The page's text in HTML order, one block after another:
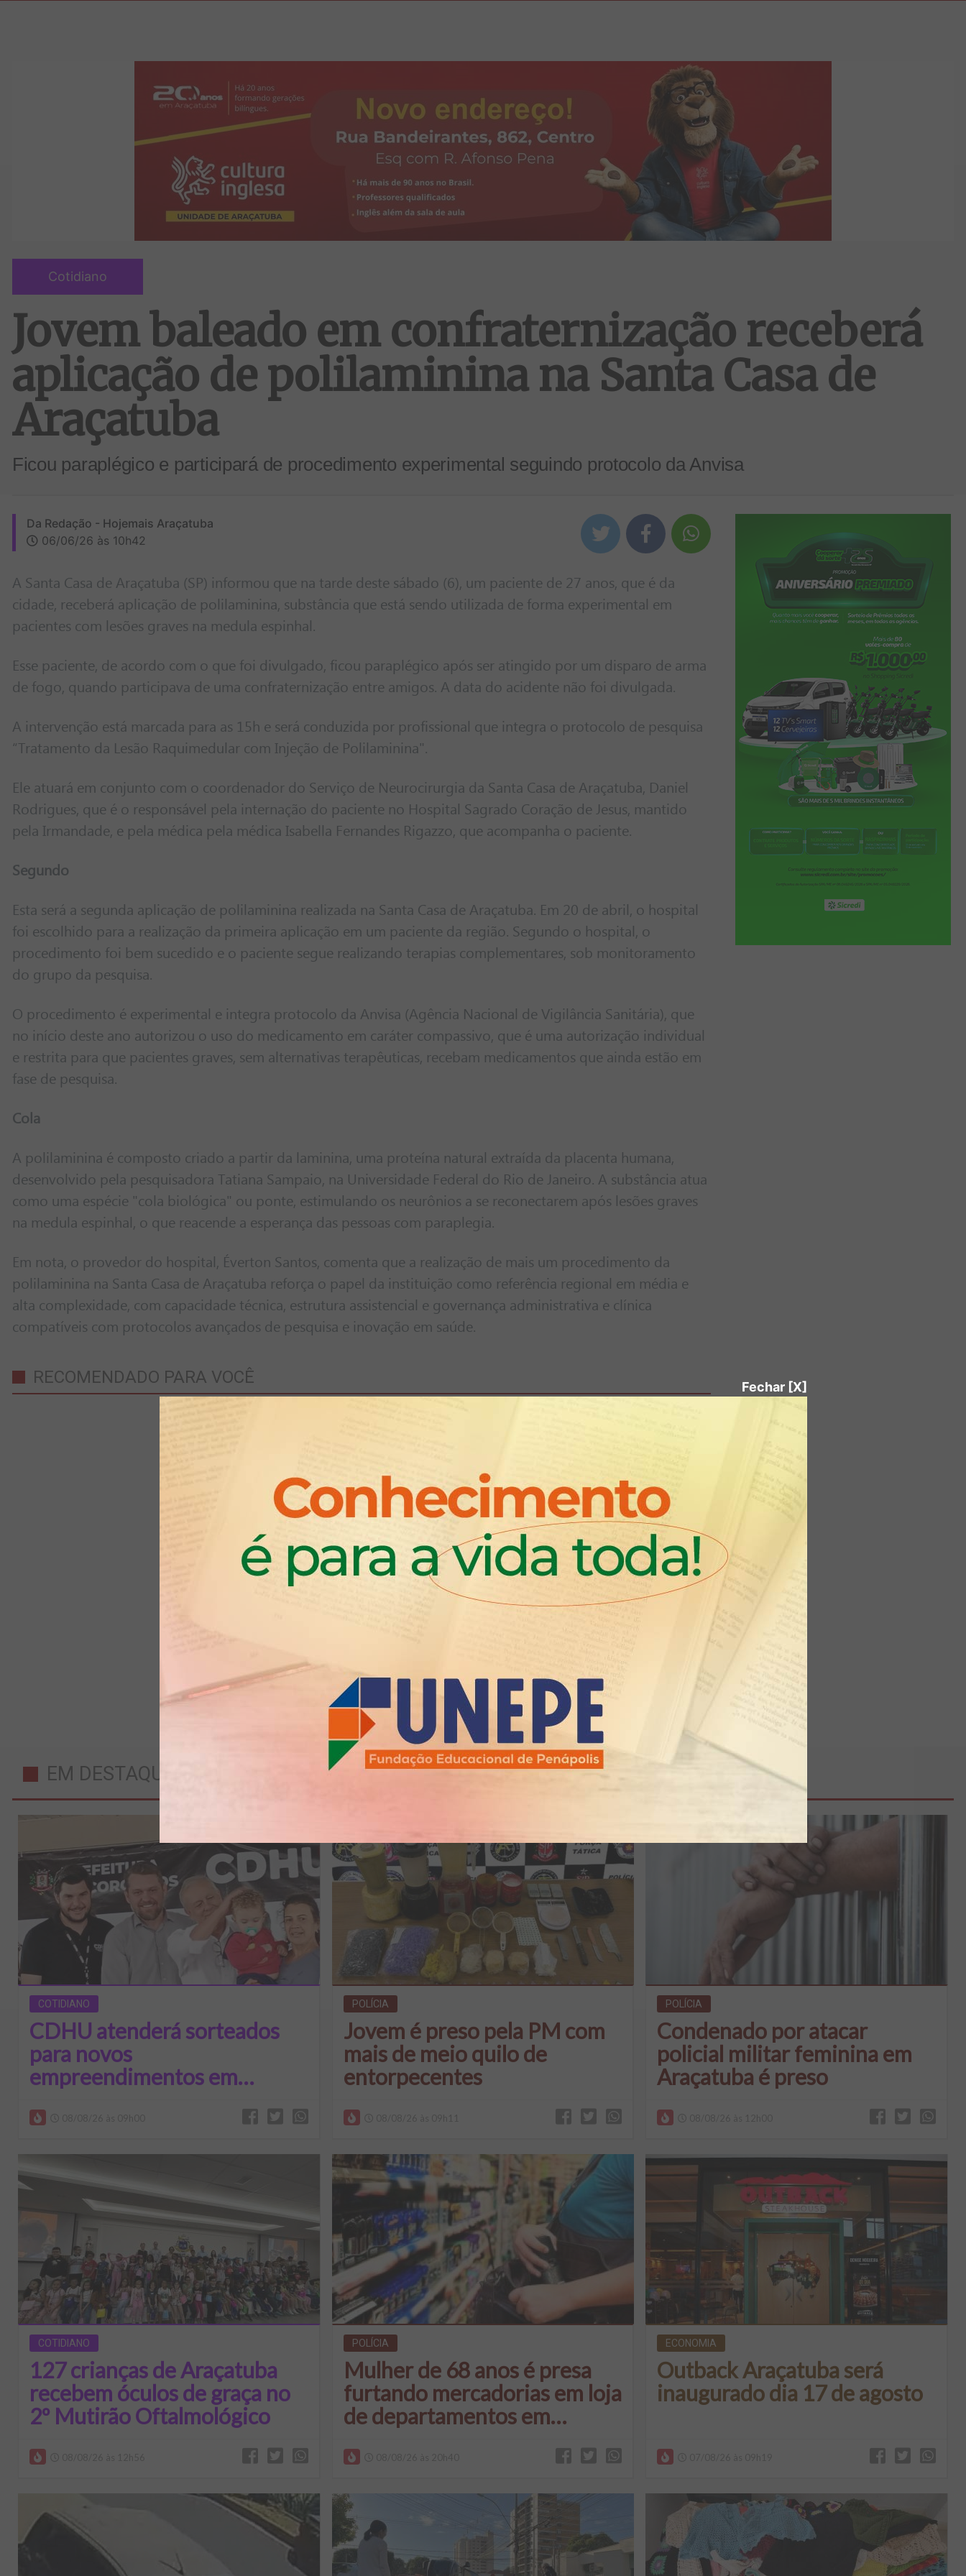
Fechar [X]
Cotidiano
Jovem baleado em confraternização receberá
aplicação de polilaminina na Santa Casa de
Araçatuba
Ficou paraplégico e participará de procedimento experimental seguindo protocolo da Anvisa
Da Redação - Hojemais Araçatuba
06/06/26 às 10h42
A Santa Casa de Araçatuba (SP) informou que na tarde deste sábado (6), um paciente de 27 anos, que é da
cidade, receberá aplicação de polilaminina, substância que está sendo utilizada de forma experimental em
pacientes com lesões graves na medula espinhal.
Esse paciente, de acordo com o que foi divulgado, ficou paraplégico após ser atingido por um disparo de arma
de fogo, quando participava de uma confraternização entre amigos. A data do acidente não foi divulgada.
A intervenção está marcada para as 15h e será conduzida por profissional que integra o protocolo de pesquisa
“Tratamento da Lesão Raquimedular com Injeção de Polilaminina".
Ele atuará em conjunto com o coordenador do Serviço de Neurocirurgia da Santa Casa de Araçatuba, Daniel
Rodrigues, que é o responsável pela internação do paciente no Hospital Sagrado Coração de Jesus, mantido
pela Irmandade, e pela médica pela médica Isabella Fernandes Rigazzo, que acompanha o paciente.
Segundo
Esta será a segunda aplicação de polilaminina realizada na Santa Casa de Araçatuba. Em 20 de abril, o hospital
foi escolhido para a realização da primeira aplicação em um paciente da região. Segundo o hospital, o
procedimento foi bem sucedido e o paciente segue realizando terapias complementares, sob monitoramento
do grupo da pesquisa.
O procedimento é experimental e integra protocolo da Anvisa (Agência Nacional de Vigilância Sanitária), que
no início deste ano autorizou o uso do medicamento em caráter compassivo, que é uma autorização individual
e restrita para que pacientes graves, sem alternativas terapêuticas, recebam medicamentos que ainda estão em
fase de pesquisa.
Cola
A polilaminina é composto criado a partir da laminina, uma proteína natural extraída da placenta humana,
desenvolvido pela pesquisadora Tatiana Sampaio, na Universidade Federal do Rio de Janeiro. A substância atua
como uma espécie "cola biológica" ou ponte, estimulando os neurônios a se reconectarem após lesões graves
na medula espinhal, o que reacende a esperança das pessoas com paraplegia.
Em nota, o provedor do hospital, Éverton Santos, comenta que a realização de mais um procedimento da
polilaminina na Santa Casa de Araçatuba reforça o papel da instituição como referência regional em média e
alta complexidade, com capacidade técnica, estrutura assistencial e governança administrativa e clínica
compatíveis com protocolos avançados de pesquisa e inovação em saúde.
RECOMENDADO PARA VOCÊ
EM DESTAQUE AGORA
COTIDIANO
CDHU atenderá sorteados
para novos
empreendimentos em
POLÍCIA
Jovem é preso pela PM com
mais de meio quilo de
entorpecentes
POLÍCIA
Condenado por atacar
policial militar feminina em
Araçatuba é preso
COTIDIANO
127 crianças de Araçatuba
recebem óculos de graça no
2º Mutirão Oftalmológico
POLÍCIA
Mulher de 68 anos é presa
furtando mercadorias em loja
de departamentos em
ECONOMIA
Outback Araçatuba será
inaugurado dia 17 de agosto